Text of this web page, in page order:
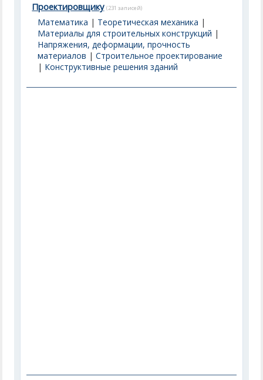
Проектировщику (231 записей)
Математика | Теоретическая механика |
Материалы для строительных конструкций |
Напряжения, деформации, прочность
материалов |Строительное проектирование
| Конструктивные решения зданий